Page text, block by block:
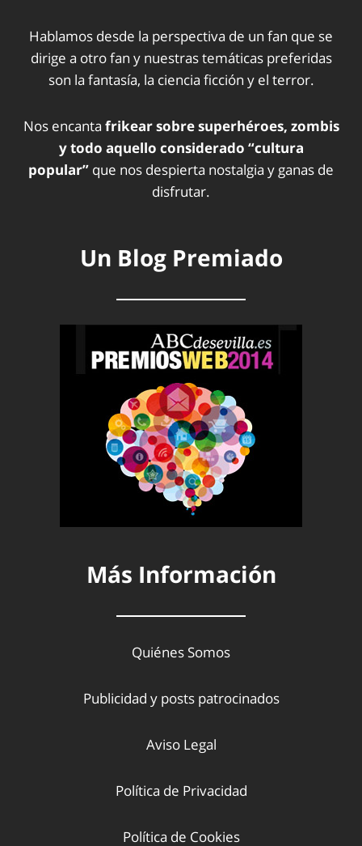
Hablamos desde la perspectiva de un fan que se
dirige a otro fan y nuestras temáticas preferidas
son la fantasía, la ciencia ficción y el terror.
Nos encanta frikear sobre superhéroes, zombis
y todo aquello considerado “cultura
popular” que nos despierta nostalgia y ganas de
disfrutar.
Un Blog Premiado
Más Información
Quiénes Somos
Publicidad y posts patrocinados
Aviso Legal
Política de Privacidad
Política de Cookies